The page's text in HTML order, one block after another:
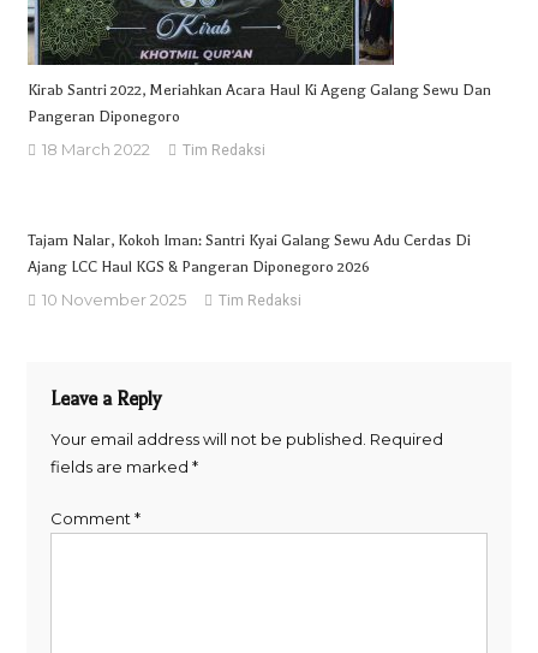
Kirab Santri 2022, Meriahkan Acara Haul Ki Ageng Galang Sewu Dan
Pangeran Diponegoro
18 March 2022 Tim Redaksi
Tajam Nalar, Kokoh Iman: Santri Kyai Galang Sewu Adu Cerdas Di
Ajang LCC Haul KGS & Pangeran Diponegoro 2026
10 November 2025 Tim Redaksi
Leave a Reply
Your email address will not be published. Required
fields are marked*
Comment*